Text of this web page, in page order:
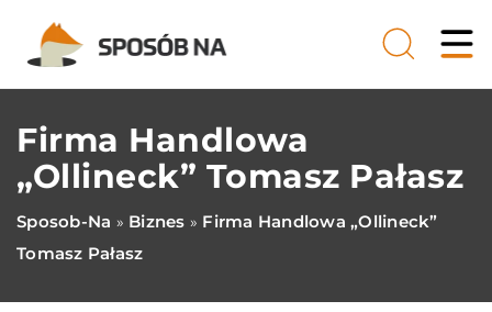
Firma Handlowa
„Ollineck” Tomasz Pałasz
Sposob-Na » Biznes » Firma Handlowa „Ollineck”
Tomasz Pałasz